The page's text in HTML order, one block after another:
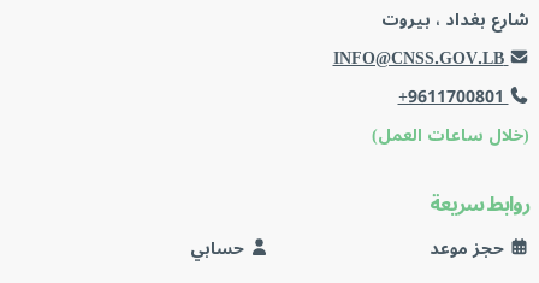
شارع بغداد ، بيروت
INFO@CNSS.GOV.LB
+9611700801
(خلال ساعات العمل)
روابط سريعة
حجز موعد حسابي